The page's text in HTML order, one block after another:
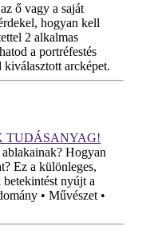
ő vagy a saját
hogyan kell
2 alkalmas
a portréfestés
kiválasztott arcképet.
TUDÁSANYAG!
Hogyan
Ez a különleges,
nyújt a
• Művészet •